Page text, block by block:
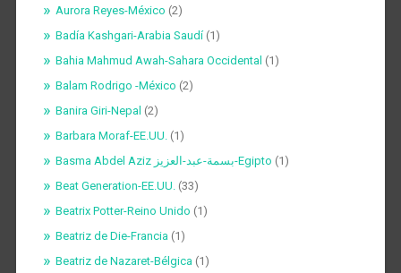
Aurora Reyes-México (2)
Badía Kashgari-Arabia Saudí(1)
Bahia Mahmud Awah-Sahara Occidental (1)
Balam Rodrigo -México (2)
Banira Giri-Nepal (2)
Barbara Moraf-EE.UU. (1)
Basma Abdel Aziz بسمة-عبد-العزيز-Egipto (1)
Beat Generation-EE.UU. (33)
Beatrix Potter-Reino Unido (1)
Beatriz de Die-Francia (1)
Beatriz de Nazaret-Bélgica (1)